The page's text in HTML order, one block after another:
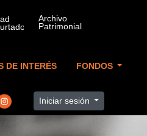
DE INTERÉS FONDOS
Iniciar sesión